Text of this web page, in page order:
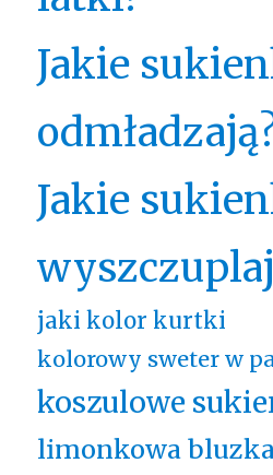
Jakie
Jakie
jaki kolor kurtki
kolorowy sweter w
koszulowe
limonkowa